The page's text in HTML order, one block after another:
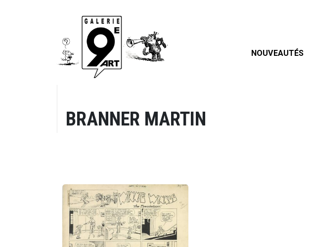
NOUVEAUTÉS
BRANNER MARTIN